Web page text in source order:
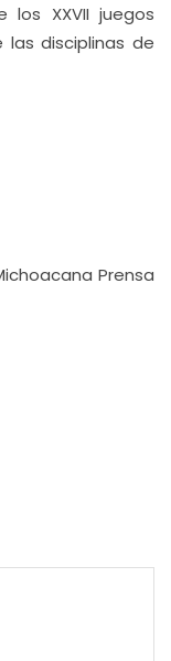
XXVII juegos
las disciplinas de
Prensa